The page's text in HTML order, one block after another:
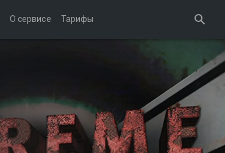
О сервисе Тарифы